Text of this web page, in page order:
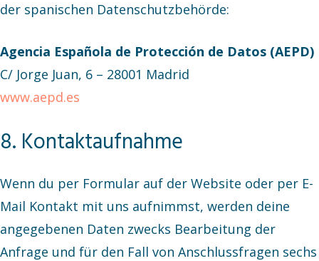
der spanischen Datenschutzbehörde:
Agencia Española de Protección de Datos (AEPD)
C/ Jorge Juan, 6 – 28001 Madrid
www.aepd.es
8. Kontaktaufnahme
Wenn du per Formular auf der Website oder per E-
Mail Kontakt mit uns aufnimmst, werden deine
angegebenen Daten zwecks Bearbeitung der
Anfrage und für den Fall von Anschlussfragen sechs